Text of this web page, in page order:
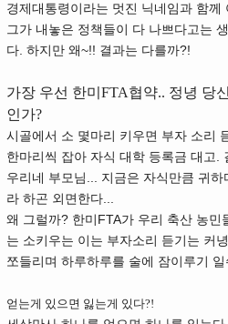
경제대통령이라는 멋진 닉네임과 함
그가 내놓은 정책들이 다 나쁘다고는
다. 하지만 왜~!! 결과는 다를까?!
가장 우선 한미FTA협약.. 정녕 당
인가?
시골에서 소 몇마리 키우면 부자 소리
한마리씩 잡아 자식 대학 등록금 대고.
우리네 부모님... 지금은 자식만큼 귀
라 하곤 외면한다...
왜 그럴까? 한미FTA가 우리 축산 농민
는 소키우는 이는 부자소리 듣기는 커
쪼들리며 하루하루를 술에 잠이루기 일
얻는게 있으면 잃는게 있다?!